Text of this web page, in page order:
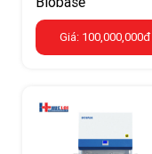
Giá: 100,000,000đ